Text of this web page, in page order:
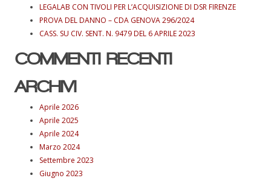
LEGALAB CON TIVOLI PER L’ACQUISIZIONE DI DSR FIRENZE
PROVA DEL DANNO – CDA GENOVA 296/2024
CASS. SU CIV. SENT. N. 9479 DEL 6 APRILE 2023
COMMENTI RECENTI
ARCHIVI
Aprile 2026
Aprile 2025
Aprile 2024
Marzo 2024
Settembre 2023
Giugno 2023